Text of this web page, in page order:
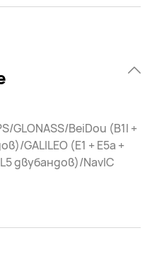
GLONASS/BeiDou (B1I +
GALILEO (E1 + E5a +
двубандов)/NavIC